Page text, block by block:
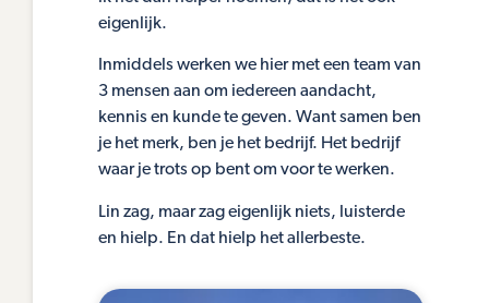
eigenlijk.
Inmiddels werken we hier met een team van
3 mensen aan om iedereen aandacht,
kennis en kunde te geven. Want samen ben
je het merk, ben je het bedrijf. Het bedrijf
waar je trots op bent om voor te werken.
Lin zag, maar zag eigenlijk niets, luisterde
en hielp. En dat hielp het allerbeste.